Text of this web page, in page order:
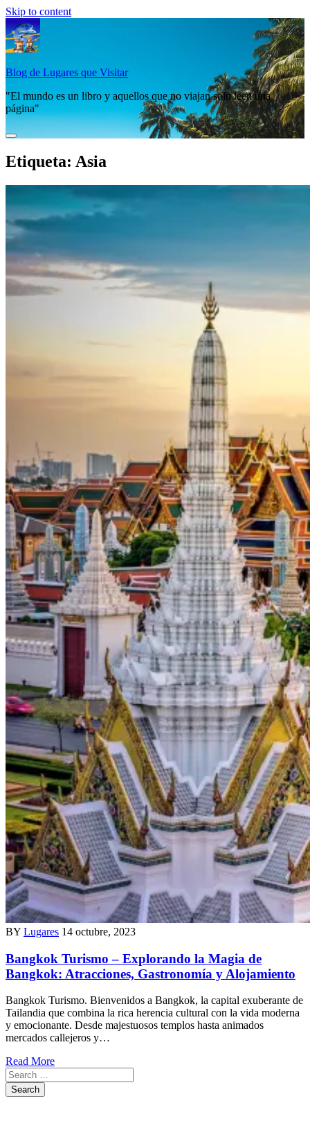
Skip to content
Blog de Lugares que Visitar
"El mundo es un libro y aquellos que no viajan solo leen una
página"
Etiqueta: Asia
BY Lugares 14 octubre, 2023
Bangkok Turismo – Explorando la Magia de
Bangkok: Atracciones, Gastronomía y Alojamiento
Bangkok Turismo. Bienvenidos a Bangkok, la capital exuberante de
Tailandia que combina la rica herencia cultural con la vida moderna
y emocionante. Desde majestuosos templos hasta animados
mercados callejeros y…
Read More